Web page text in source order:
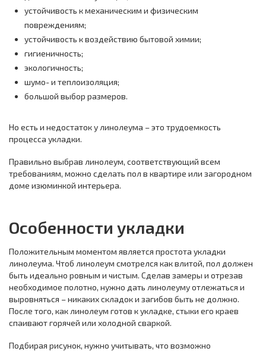
устойчивость к механическим и физическим
повреждениям;
устойчивость к воздействию бытовой химии;
гигиеничность;
экологичность;
шумо- и теплоизоляция;
большой выбор размеров.
Но есть и недостаток у линолеума – это трудоемкость
процесса укладки.
Правильно выбрав линолеум, соответствующий всем
требованиям, можно сделать пол в квартире или загородном
доме изюминкой интерьера.
Особенности укладки
Положительным моментом является простота укладки
линолеума. Чтоб линолеум смотрелся как влитой, пол должен
быть идеально ровным и чистым. Сделав замеры и отрезав
необходимое полотно, нужно дать линолеуму отлежаться и
выровняться – никаких складок и загибов быть не должно.
После того, как линолеум готов к укладке, стыки его краев
спаивают горячей или холодной сваркой.
Подбирая рисунок, нужно учитывать, что возможно